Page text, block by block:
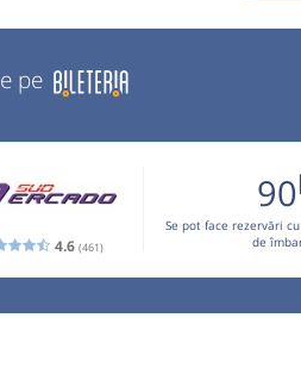
pe
4.6 (461)
90
Se pot face rezervări
de